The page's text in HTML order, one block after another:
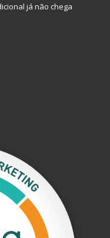
já não chega